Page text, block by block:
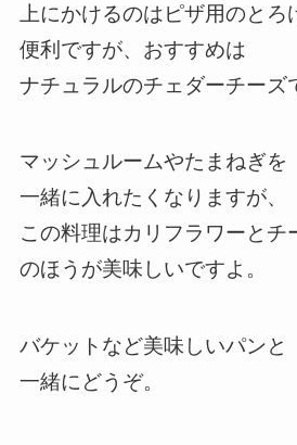
上にかけるのはピザ用のと
便利ですが、おすすめは
ナチュラルのチェダーチーズ
マッシュルームやたまねぎを
一緒に入れたくなりますが、
この料理はカリフラワーとチ
のほうが美味しいですよ。
バケットなど美味しいパンと
一緒にどうぞ。